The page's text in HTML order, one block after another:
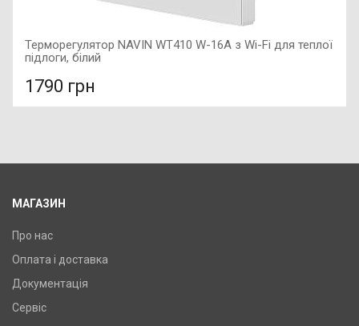
Терморегулятор NAVIN WT410 W-16A з Wi-Fi для теплої
підлоги, білий
1790 грн
МАГАЗИН
Про нас
Оплата і доставка
Документація
Сервіс